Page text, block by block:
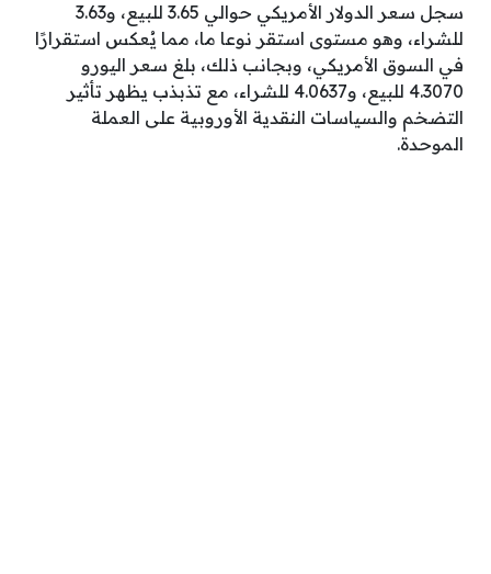
سجل سعر الدولار الأمريكي حوالي 3.65 للبيع، و3.63
للشراء، وهو مستوى استقر نوعا ما، مما يُعكس استقرارًا
في السوق الأمريكي، وبجانب ذلك، بلغ سعر اليورو
4.3070 للبيع، و4.0637 للشراء، مع تذبذب يظهر تأثير
التضخم والسياسات النقدية الأوروبية على العملة
الموحدة.